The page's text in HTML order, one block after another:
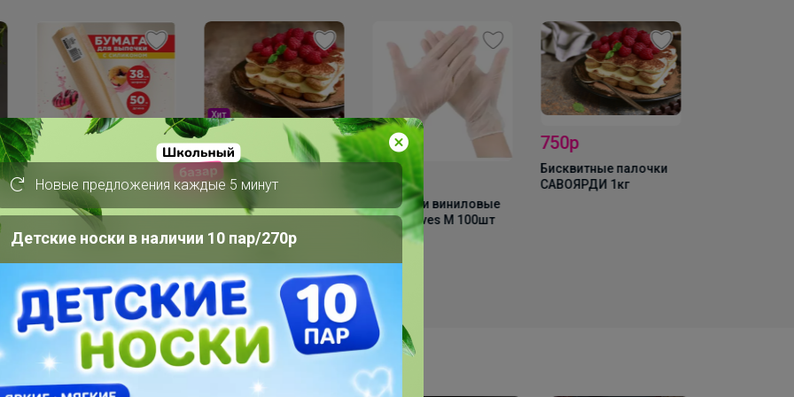
Хит
САВОЯРДИ 500гр
Скидка
179р
Перчатки виниловые
vinyl gloves M 100шт
750р
Бисквитные палочки
САВОЯРДИ 1кг
Скидка
190р
Новые предложения каждые 5 минут
Детские носки в наличии 10 пар/270р